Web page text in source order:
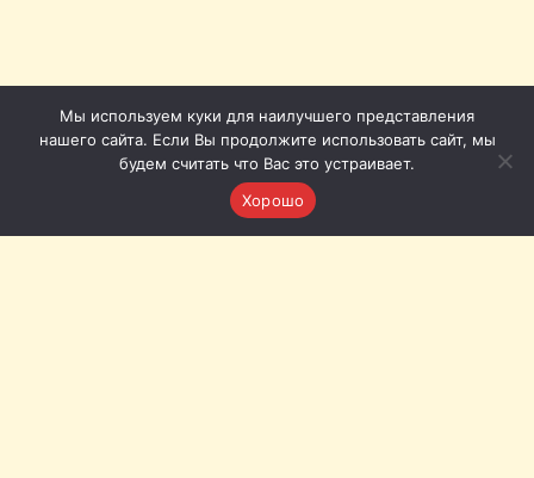
Мы используем куки для наилучшего представления
нашего сайта. Если Вы продолжите использовать сайт, мы
будем считать что Вас это устраивает.
Хорошо